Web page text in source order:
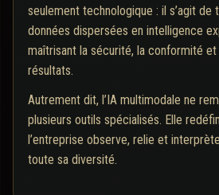
seulement technologique : il s’agit de
données dispersées en intelligence
maîtrisant la sécurité, la conformité
résultats.
Autrement dit, l’IA multimodale ne
plusieurs outils spécialisés. Elle
l’entreprise observe, relie et
toute sa diversité.